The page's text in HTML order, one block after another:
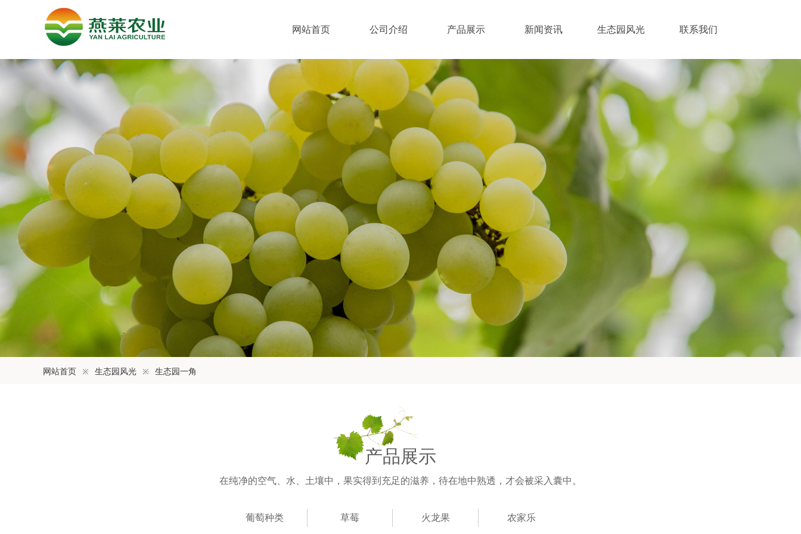
网站首页 公司介绍 产品展示 新闻资讯 生态园风光 联系我们
产品展示
PRODUCT DISPLAY
网站首页 ※ 生态园风光 ※ 生态园一角
产品展示
在纯净的空气、水、土壤中，果实得到充足的滋养，待在地中熟透，才会被采入囊中。
葡萄种类 草莓 火龙果 农家乐